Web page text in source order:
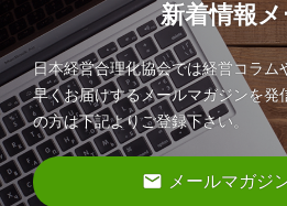
新着情報
日本経営合理化協会では経営コラム
早くお届けするメールマガジンを発
の方は下記よりご登録下さい。
email メールマガジ